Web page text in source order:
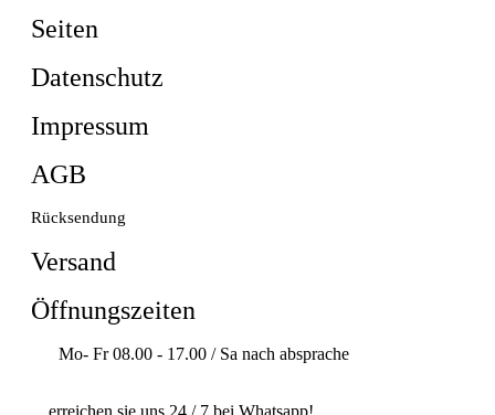
Seiten
Datenschutz
Impressum
AGB
Rücksendung
Versand
Öffnungszeiten
Mo- Fr 08.00 - 17.00 / Sa nach absprache